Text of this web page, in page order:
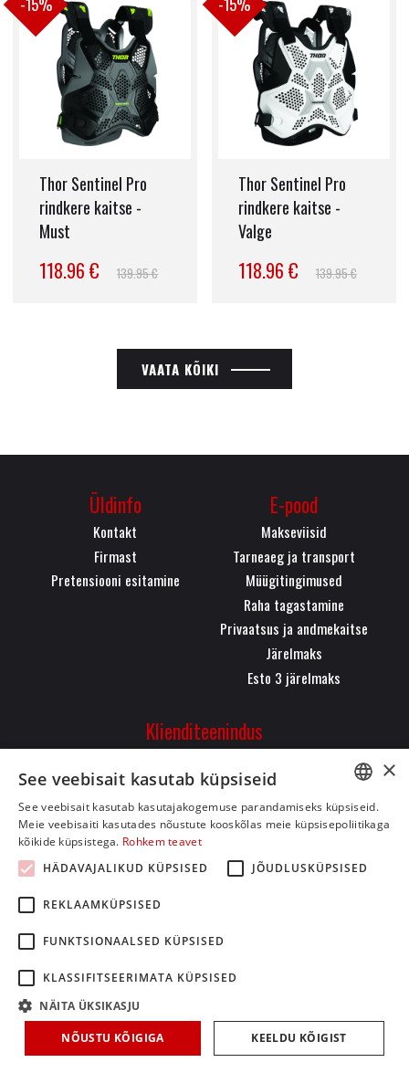
Thor Sentinel Pro
rindkere kaitse -
Must
118.96 € 139.95 €
Thor Sentinel Pro
rindkere kaitse -
Valge
118.96 € 139.95 €
VAATA KÕIKI
Üldinfo
Kontakt
Firmast
Pretensiooni esitamine
E-pood
Makseviisid
Tarneaeg ja transport
Müügitingimused
Raha tagastamine
Privaatsus ja andmekaitse
Järelmaks
Esto 3 järelmaks
Klienditeenindus
Tallinn
+372 50 26 084
info@bikeman.ee
ESTONIAN
×
See veebisait kasutab küpsiseid
See veebisait kasutab kasutajakogemuse parandamiseks küpsiseid.
Meie veebisaiti kasutades nõustute kooskõlas meie küpsisepoliitikaga
kõikide küpsistega. Rohkem teavet
HÄDAVAJALIKUD KÜPSISED
JÕUDLUSKÜPSISED
REKLAAMKÜPSISED
FUNKTSIONAALSED KÜPSISED
KLASSIFITSEERIMATA KÜPSISED
NÄITA ÜKSIKASJU
NÕUSTU KÕIGIGA KEELDU KÕIGIST